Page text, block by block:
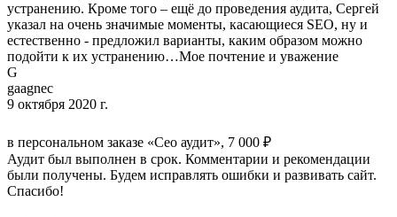
устранению. Кроме того – ещё до проведения аудита, Сергей
указал на очень значимые моменты, касающиеся SEO, ну и
естественно - предложил варианты, каким образом можно
подойти к их устранению…Мое почтение и уважение
G
gaagnec
9 октября 2020 г.
в персональном заказе «Сео аудит», 7 000 ₽
Аудит был выполнен в срок. Комментарии и рекомендации
были получены. Будем исправлять ошибки и развивать сайт.
Спасибо!